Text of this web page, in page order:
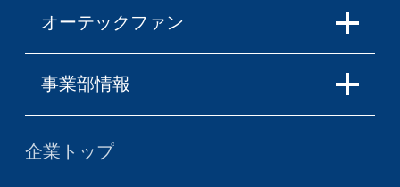
オーテックファン
事業部情報
企業トップ